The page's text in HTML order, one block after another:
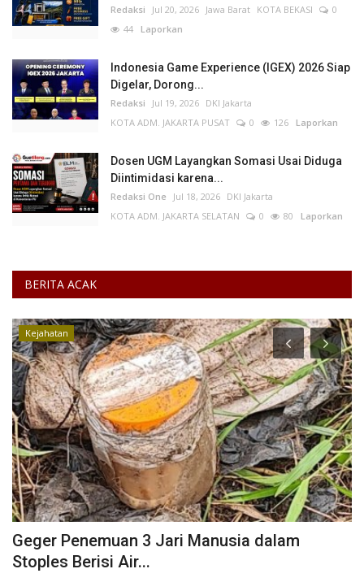
Redaksi Jul 20, 2026 Jawa Barat KOTA BEKASI
0
44 Laporkan
Indonesia Game Experience (IGEX) 2026 Siap
Digelar, Dorong...
Redaksi Jul 19, 2026 DKI Jakarta
KOTA ADM. JAKARTA PUSAT
0 126 Laporkan
Dosen UGM Layangkan Somasi Usai Diduga
Diintimidasi karena...
Redaksi One Jul 18, 2026 DKI Jakarta
KOTA ADM. JAKARTA SELATAN
0 80 Laporkan
BERITA ACAK
Kejahatan
Geger Penemuan 3 Jari Manusia dalam
Stoples Berisi Air...